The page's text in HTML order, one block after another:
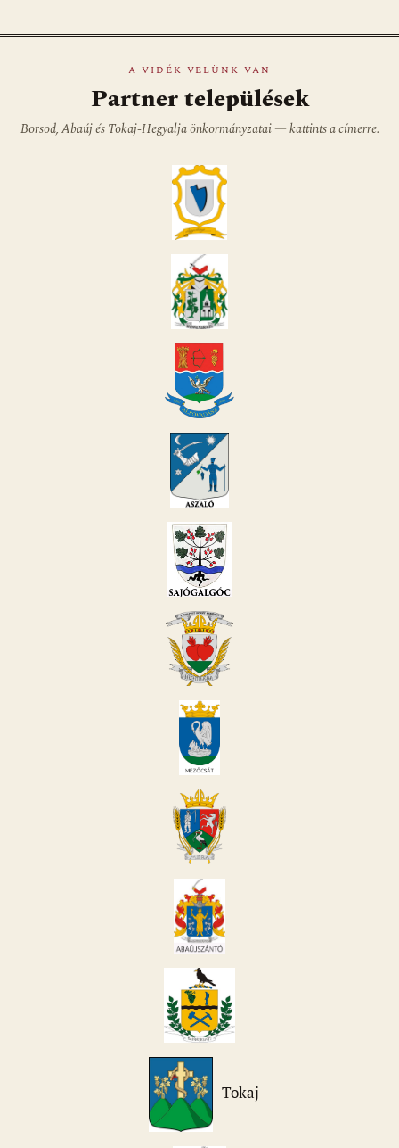
A VIDÉK VELÜNK VAN
Partner települések
Borsod, Abaúj és Tokaj-Hegyalja önkormányzatai — kattints a címerre.
Tokaj